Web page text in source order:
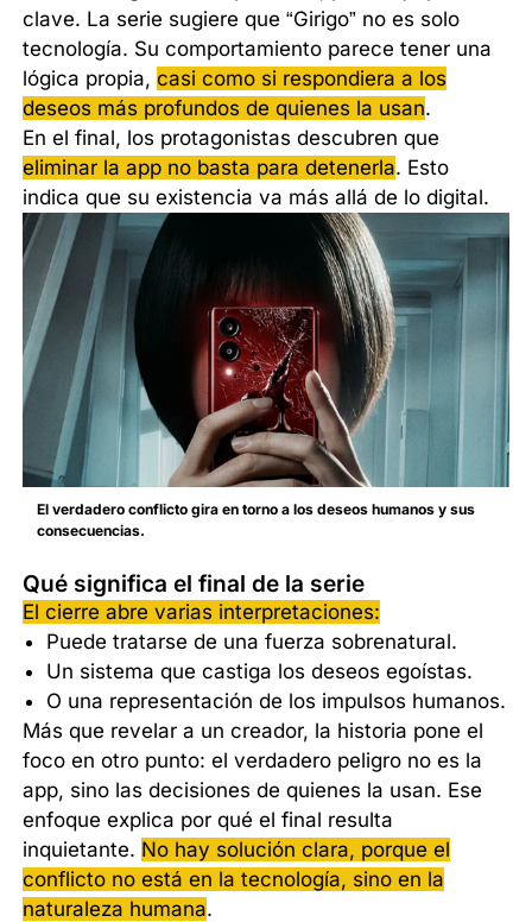
clave. La serie sugiere que “Girigo” no es solo
tecnología. Su comportamiento parece tener una
lógica propia,casi como si respondiera a los
deseos más profundos de quienes la usan.
En el final, los protagonistas descubren que
eliminar la app no basta para detenerla. Esto
indica que su existencia va más allá de lo digital.
El verdadero conflicto gira en torno a los deseos humanos y sus
consecuencias.
Qué significa el final de la serie
El cierre abre varias interpretaciones:
Puede tratarse de una fuerza sobrenatural.
Un sistema que castiga los deseos egoístas.
O una representación de los impulsos humanos.
Más que revelar a un creador, la historia pone el
foco en otro punto: el verdadero peligro no es la
app, sino las decisiones de quienes la usan. Ese
enfoque explica por qué el final resulta
inquietante. No hay solución clara, porque el
conflicto no está en la tecnología, sino en la
naturaleza humana.